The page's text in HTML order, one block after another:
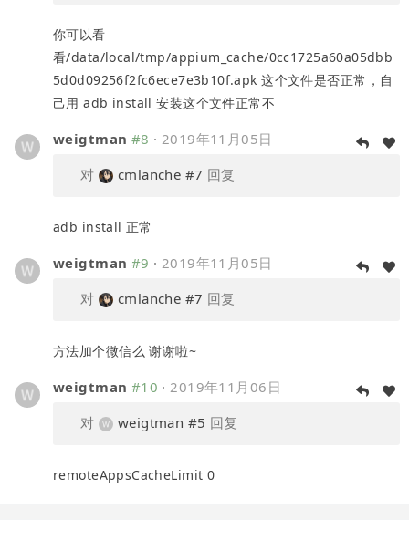
你可以看
看/data/local/tmp/appium_cache/0cc1725a60a05dbb
5d0d09256f2fc6ece7e3b10f.apk 这个文件是否正常，自
己用 adb install 安装这个文件正常不
weigtman #8 · 2019年11月05日
对
cmlanche #7 回复
adb install 正常
weigtman #9 · 2019年11月05日
对
cmlanche #7 回复
方法加个微信么 谢谢啦~
weigtman #10 ·2019年11月06日
对
weigtman #5 回复
remoteAppsCacheLimit 0